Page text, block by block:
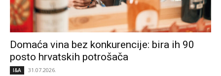
Domaća vina bez konkurencije: bira ih 90
posto hrvatskih potrošača
I&A 31.07.2026.